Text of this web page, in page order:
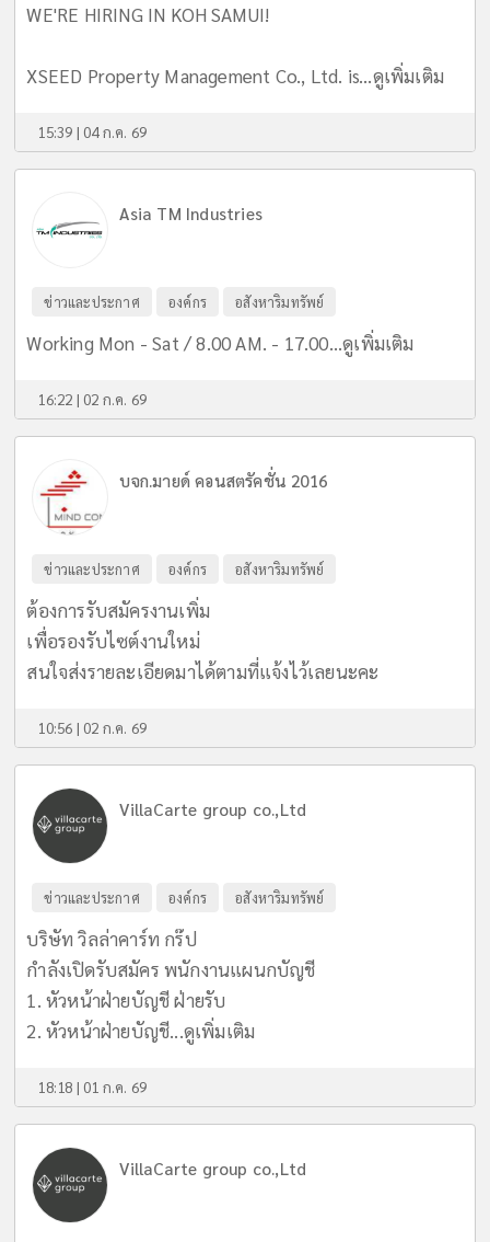
WE'RE HIRING IN KOH SAMUI!
XSEED Property Management Co., Ltd. is...ดูเพิ่มเติม
15:39 | 04 ก.ค. 69
Asia TM Industries
ข่าวและประกาศ องค์กร อสังหาริมทรัพย์
Working Mon - Sat / 8.00 AM. - 17.00...ดูเพิ่มเติม
16:22 | 02 ก.ค. 69
บจก.มายด์ คอนสตรัคชั่น 2016
ข่าวและประกาศ องค์กร อสังหาริมทรัพย์
ต้องการรับสมัครงานเพิ่ม
เพื่อรองรับไซต์งานใหม่
สนใจส่งรายละเอียดมาได้ตามที่แจ้งไว้เลยนะคะ
10:56 | 02 ก.ค. 69
VillaCarte group co.,Ltd
ข่าวและประกาศ องค์กร อสังหาริมทรัพย์
บริษัท วิลล่าคาร์ท กร๊ป
กำลังเปิดรับสมัคร พนักงานแผนกบัญชี
1. หัวหน้าฝ่ายบัญชี ฝ่ายรับ
2. หัวหน้าฝ่ายบัญชี...ดูเพิ่มเติม
18:18 | 01 ก.ค. 69
VillaCarte group co.,Ltd